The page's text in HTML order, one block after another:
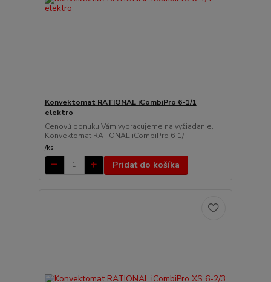
Konvektomat RATIONAL iCombiPro 6-1/1
elektro
Cenovú ponuku Vám vypracujeme na vyžiadanie.
Konvektomat RATIONAL iCombiPro 6-1/...
/ks
Pridať do košíka